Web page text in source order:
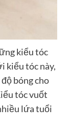
kiểu tóc
kiểu tóc này,
bóng cho
tóc vuốt
lứa tuổi